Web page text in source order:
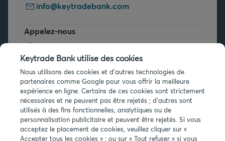
info@keytradebank.com
Appelez-nous
+32 2 679 90 00
Vous avez des questions ?
Questions fréquentes
Keytrade Bank utilise des cookies
Nous utilisons des cookies et d'autres technologies de
partenaires comme Google pour vous offrir la meilleure
expérience en ligne. Certains de ces cookies sont strictement
nécessaires et ne peuvent pas être rejetés ; d'autres sont
utilisés à des fins fonctionnelles, analytiques ou de
personnalisation publicitaire et peuvent être rejetés. Si vous
acceptez le placement de cookies, veuillez cliquer sur «
Accepter tous les cookies » ; ou sur « Tout refuser » si vous